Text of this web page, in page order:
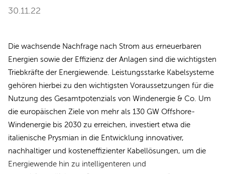
30.11.22
Die wachsende Nachfrage nach Strom aus erneuerbaren
Energien sowie der Effizienz der Anlagen sind die wichtigsten
Triebkräfte der Energiewende. Leistungsstarke Kabelsysteme
gehören hierbei zu den wichtigsten Voraussetzungen für die
Nutzung des Gesamtpotenzials von Windenergie & Co. Um
die europäischen Ziele von mehr als 130 GW Offshore-
Windenergie bis 2030 zu erreichen, investiert etwa die
italienische Prysmian in die Entwicklung innovativer,
nachhaltiger und kosteneffizienter Kabellösungen, um die
Energiewende hin zu intelligenteren und